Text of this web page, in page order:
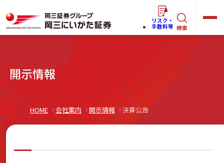
ー
ワ
ー
ド
らくらくネット情報便
リスク・
手数料等 検索
キ
ー
ド
で
探
開示情報
HOME 会社案内 開示情報 決算公告